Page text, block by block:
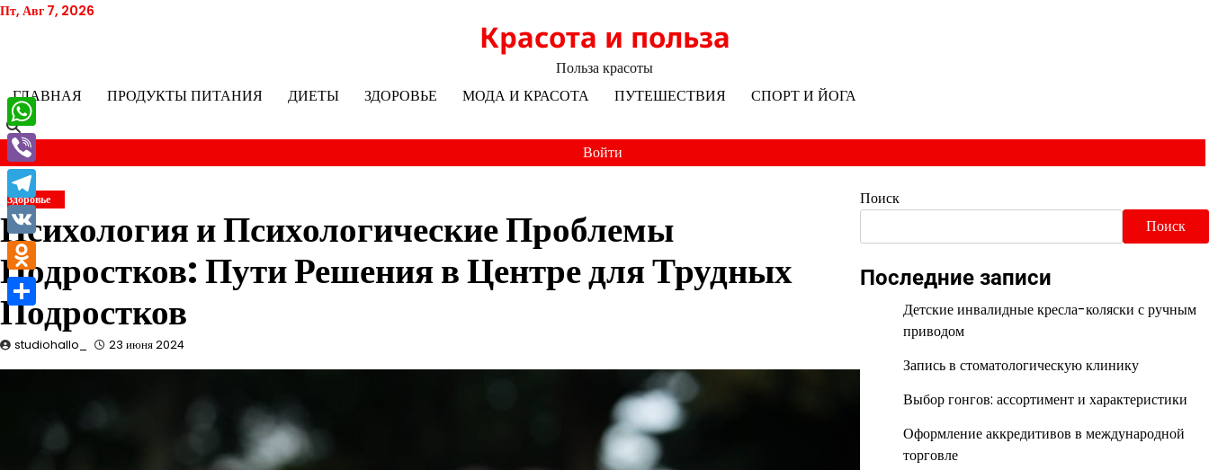
Перейти
Пт, Авг 7, 2026
Красота и польза
Польза красоты
ГЛАВНАЯ
ПРОДУКТЫ ПИТАНИЯ ДИЕТЫ ЗДОРОВЬЕ МОДА И КРАСОТА ПУТЕШЕСТВИЯ СПОРТ И ЙОГА
Войти
Здоровье
Психология и Психологические Проблемы
Подростков: Пути Решения в Центре для Трудных
Подростков
studiohallo_ 23 июня 2024
Поиск
Поиск
Последние записи
Детские инвалидные кресла-коляски с ручным
приводом
Запись в стоматологическую клинику
Выбор гонгов: ассортимент и характеристики
Оформление аккредитивов в международной
торговле
WhatsApp
Viber
Telegram
VK
Odnoklassniki
Отправить